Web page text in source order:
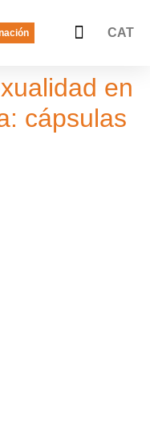
CAT
en
cápsulas